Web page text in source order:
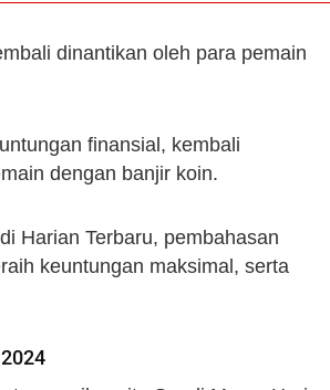
dinantikan oleh para pemain
finansial, kembali
dengan banjir koin.
Harian Terbaru, pembahasan
keuntungan maksimal, serta